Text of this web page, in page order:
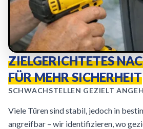
ZIELGERICHTETES
FÜR MEHR SICHERHEIT
SCHWACHSTELLEN GEZIELT
Viele Türen sind stabil, jedoch in
angreifbar – wir identifizieren, wo